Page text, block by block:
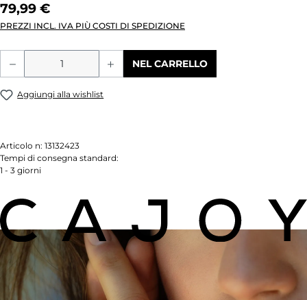
79,99 €
PREZZI INCL. IVA PIÙ COSTI DI SPEDIZIONE
Quantità del prodotto: inserisci la
NEL CARRELLO
Aggiungi alla wishlist
Articolo n: 13132423
Tempi di consegna standard:
1 - 3 giorni